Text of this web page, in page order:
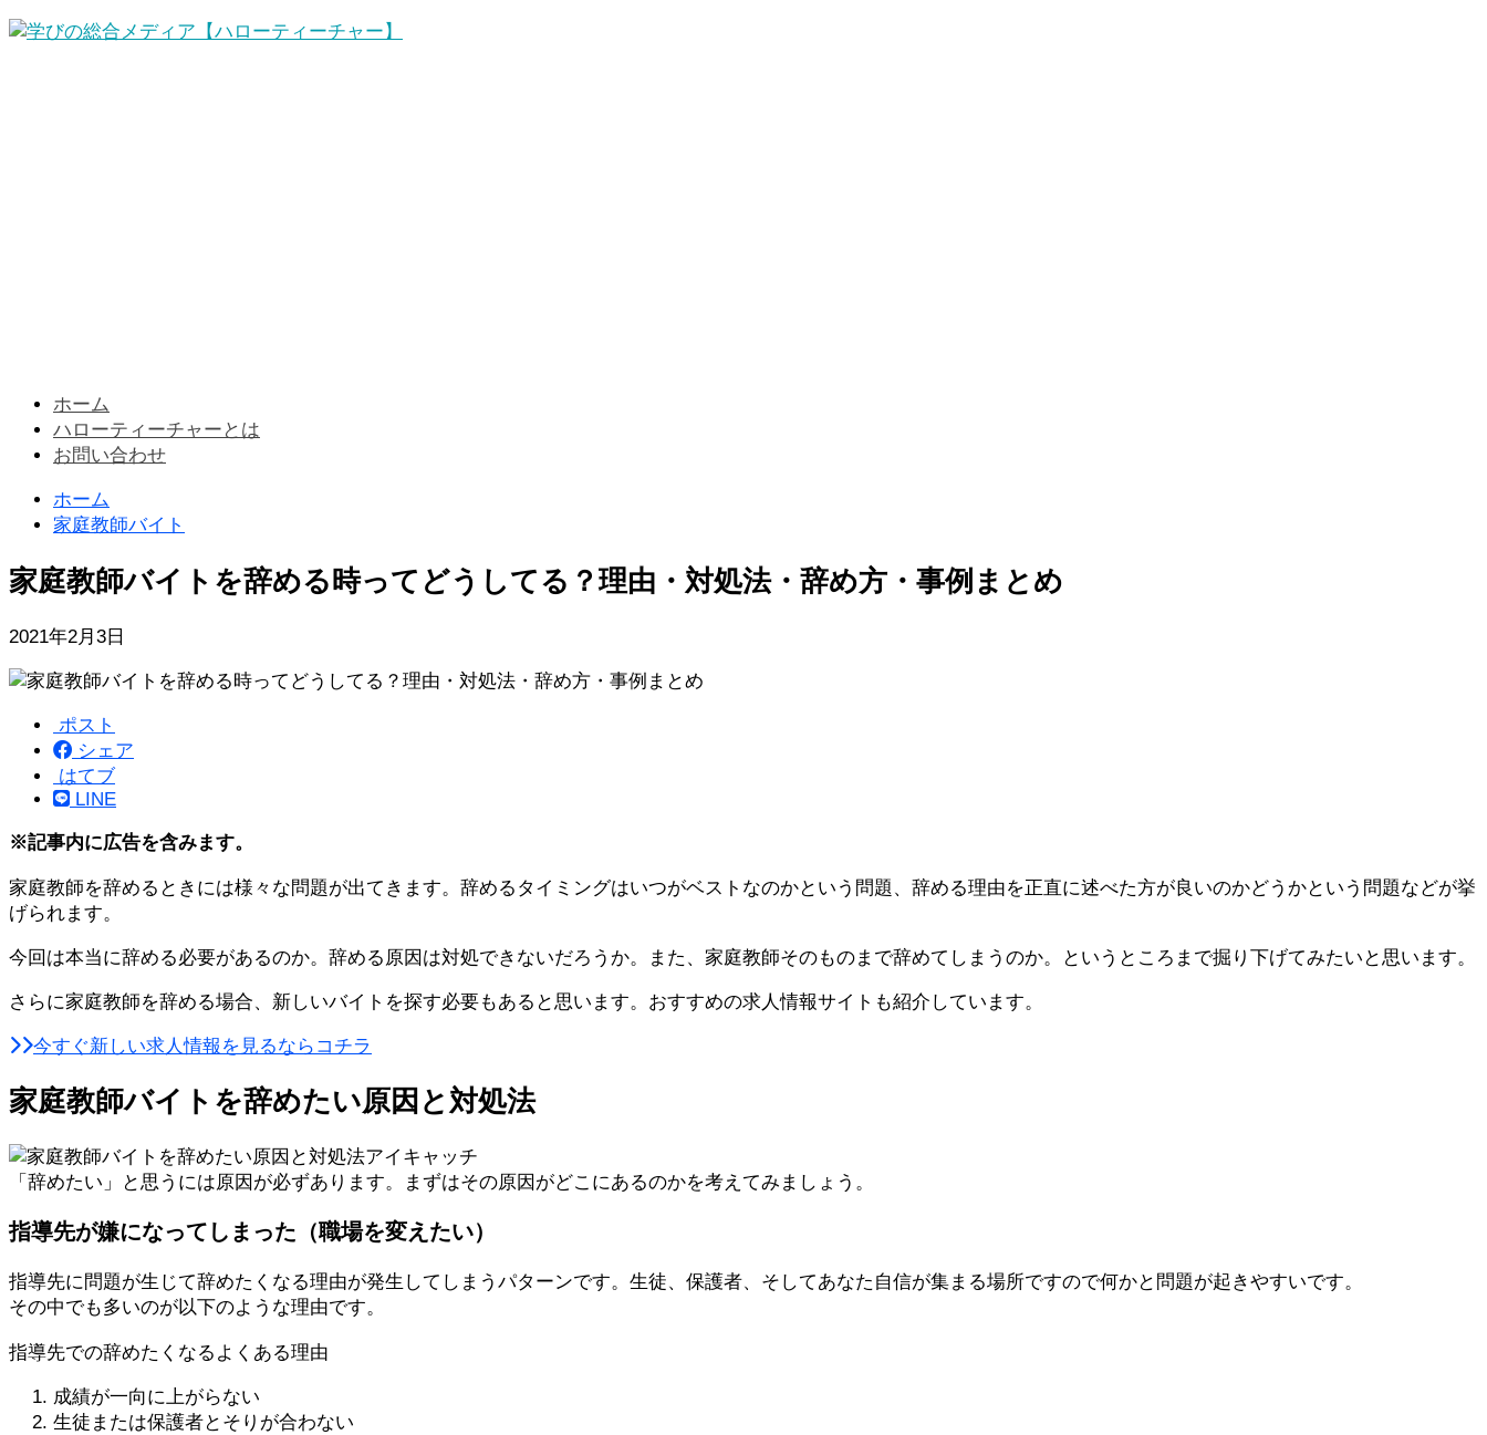
ホーム
ハローティーチャーとは
お問い合わせ
ホーム
家庭教師バイト
家庭教師バイトを辞める時ってどうしてる？理由・対処法・辞め方・事例まとめ
2021年2月3日
ポスト
シェア
はてブ
LINE
※記事内に広告を含みます。
家庭教師を辞めるときには様々な問題が出てきます。辞めるタイミングはいつがベストなのかという問題、辞める理由を正直に述べた方が良いのかどうかという問題などが挙
げられます。
今回は本当に辞める必要があるのか。辞める原因は対処できないだろうか。また、家庭教師そのものまで辞めてしまうのか。というところまで掘り下げてみたいと思います。
さらに家庭教師を辞める場合、新しいバイトを探す必要もあると思います。おすすめの求人情報サイトも紹介しています。
今すぐ新しい求人情報を見るならコチラ
家庭教師バイトを辞めたい原因と対処法
「辞めたい」と思うには原因が必ずあります。まずはその原因がどこにあるのかを考えてみましょう。
指導先が嫌になってしまった（職場を変えたい）
指導先に問題が生じて辞めたくなる理由が発生してしまうパターンです。生徒、保護者、そしてあなた自信が集まる場所ですので何かと問題が起きやすいです。
その中でも多いのが以下のような理由です。
指導先での辞めたくなるよくある理由
成績が一向に上がらない
生徒または保護者とそりが合わない